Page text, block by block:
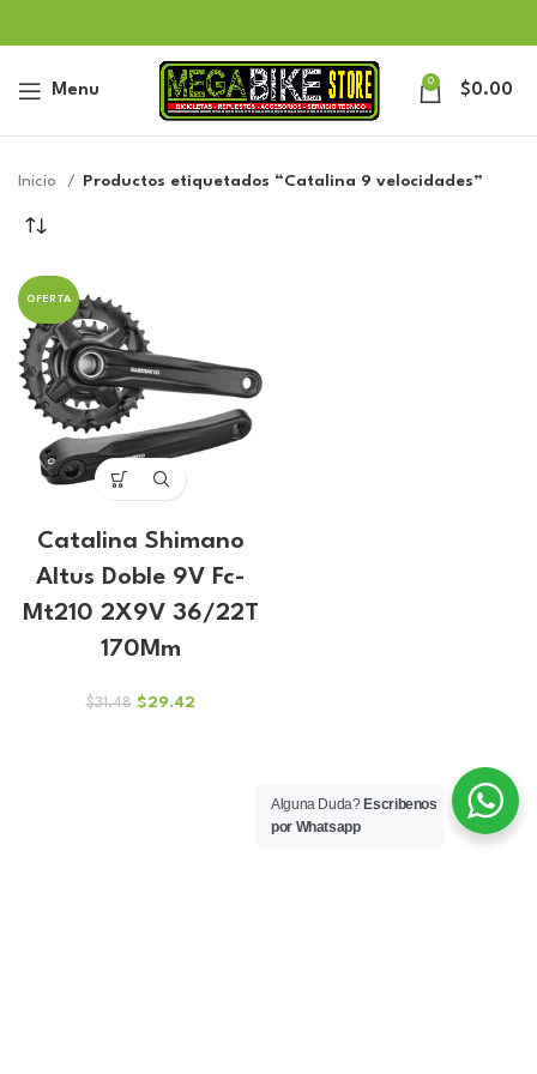
Menu 0 $0.00
Inicio Productos etiquetados “Catalina 9 velocidades”
OFERTA
Catalina Shimano
Altus Doble 9V Fc-
Mt210 2X9V 36/22T
170Mm
$31.48 El
$29.42El
Alguna Duda? Escribenos
por Whatsapp